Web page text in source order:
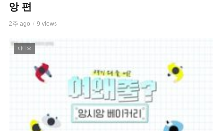
앙 편
2주 ago 9 views
비디오